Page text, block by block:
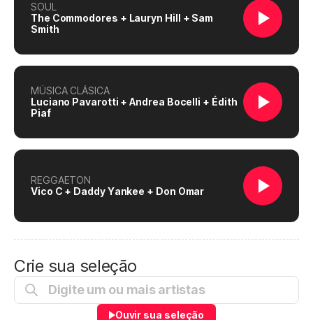
SOUL
The Commodores + Lauryn Hill + Sam
Smith
MÚSICA CLÁSICA
Luciano Pavarotti + Andrea Bocelli + Édith
Piaf
REGGAETON
Vico C + Daddy Yankee + Don Omar
Crie sua seleção
Ouvir sua seleção